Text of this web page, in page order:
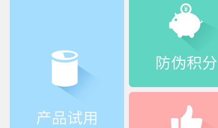
踏青游玩-好体质，
产品试用
防伪积分